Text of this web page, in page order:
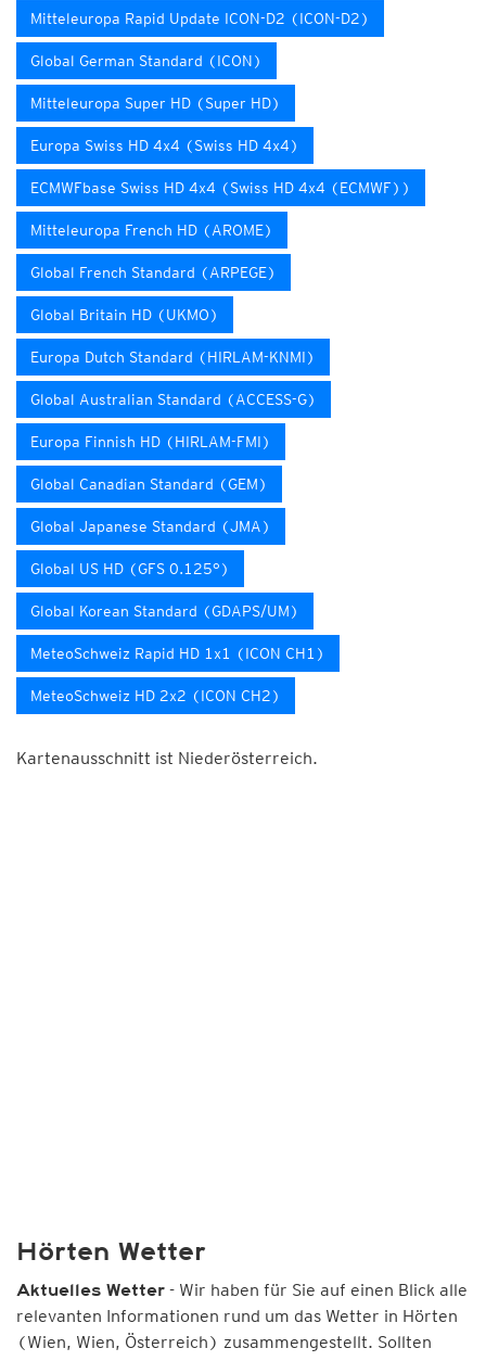
Mitteleuropa Rapid Update ICON-D2 (ICON-D2)
Global German Standard (ICON)
Mitteleuropa Super HD (Super HD)
Europa Swiss HD 4x4 (Swiss HD 4x4)
ECMWFbase Swiss HD 4x4 (Swiss HD 4x4 (ECMWF))
Mitteleuropa French HD (AROME)
Global French Standard (ARPEGE)
Global Britain HD (UKMO)
Europa Dutch Standard (HIRLAM-KNMI)
Global Australian Standard (ACCESS-G)
Europa Finnish HD (HIRLAM-FMI)
Global Canadian Standard (GEM)
Global Japanese Standard (JMA)
Global US HD (GFS 0.125°)
Global Korean Standard (GDAPS/UM)
MeteoSchweiz Rapid HD 1x1 (ICON CH1)
MeteoSchweiz HD 2x2 (ICON CH2)
Kartenausschnitt ist Niederösterreich.
Hörten Wetter
Aktuelles Wetter - Wir haben für Sie auf einen Blick alle
relevanten Informationen rund um das Wetter in Hörten
(Wien, Wien, Österreich) zusammengestellt. Sollten